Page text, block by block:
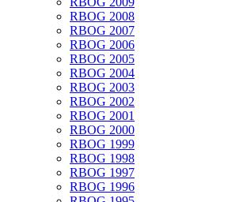
RBOG 2008
RBOG 2007
RBOG 2006
RBOG 2005
RBOG 2004
RBOG 2003
RBOG 2002
RBOG 2001
RBOG 2000
RBOG 1999
RBOG 1998
RBOG 1997
RBOG 1996